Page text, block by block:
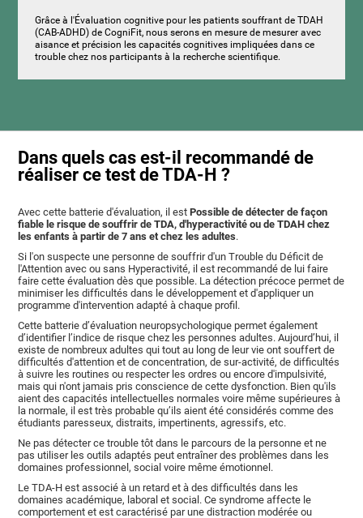
Grâce à l'Évaluation cognitive pour les patients souffrant de TDAH
(CAB-ADHD) de CogniFit, nous serons en mesure de mesurer avec
aisance et précision les capacités cognitives impliquées dans ce
trouble chez nos participants à la recherche scientifique.
Dans quels cas est-il recommandé de
réaliser ce test de TDA-H ?
Avec cette batterie d'évaluation, il estPossible de détecter de façon
fiable le risque de souffrir de TDA, d'hyperactivité ou de TDAH chez
les enfants à partir de 7 ans et chez les adultes.
Si l'on suspecte une personne de souffrir d'un Trouble du Déficit de
l'Attention avec ou sans Hyperactivité, il est recommandé de lui faire
faire cette évaluation dès que possible. La détection précoce permet de
minimiser les difficultés dans le développement et d'appliquer un
programme d'intervention adapté à chaque profil.
Cette batterie d’évaluation neuropsychologique permet également
d’identifier l’indice de risque chez les personnes adultes. Aujourd’hui, il
existe de nombreux adultes qui tout au long de leur vie ont souffert de
difficultés d'attention et de concentration, de sur-activité, de difficultés
à suivre les routines ou respecter les ordres ou encore d'impulsivité,
mais qui n'ont jamais pris conscience de cette dysfonction. Bien qu'ils
aient des capacités intellectuelles normales voire même supérieures à
la normale, il est très probable qu’ils aient été considérés comme des
étudiants paresseux, distraits, impertinents, agressifs, etc.
Ne pas détecter ce trouble tôt dans le parcours de la personne et ne
pas utiliser les outils adaptés peut entraîner des problèmes dans les
domaines professionnel, social voire même émotionnel.
Le TDA-H est associé à un retard et à des difficultés dans les
domaines académique, laboral et social. Ce syndrome affecte le
comportement et est caractérisé par une distraction modérée ou